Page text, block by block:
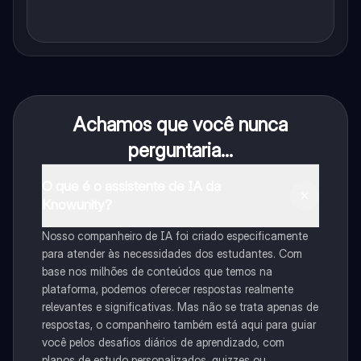
Achamos que você nunca
perguntaria...
Nosso companheiro de IA foi criado especificamente
para atender às necessidades dos estudantes. Com
base nos milhões de conteúdos que temos na
plataforma, podemos oferecer respostas realmente
relevantes e significativas. Mas não se trata apenas de
respostas, o companheiro também está aqui para guiar
você pelos desafios diários de aprendizado, com